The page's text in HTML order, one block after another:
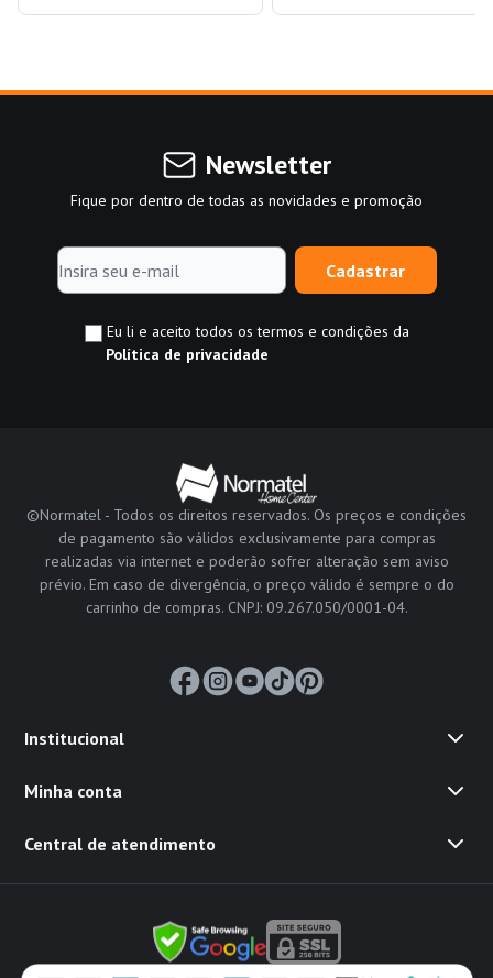
Newsletter
Fique por dentro de todas as novidades e promoção
Cadastrar
Eu li e aceito todos os termos e condições da
Política de privacidade
©Normatel - Todos os direitos reservados. Os preços e condições
de pagamento são válidos exclusivamente para compras
realizadas via internet e poderão sofrer alteração sem aviso
prévio. Em caso de divergência, o preço válido é sempre o do
carrinho de compras. CNPJ: 09.267.050/0001-04.
Institucional
Minha conta
Central de atendimento